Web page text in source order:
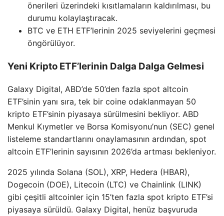
önerileri üzerindeki kısıtlamaların kaldırılması, bu
durumu kolaylaştıracak.
BTC ve ETH ETF’lerinin 2025 seviyelerini geçmesi
öngörülüyor.
Yeni Kripto ETF’lerinin Dalga Dalga Gelmesi
Galaxy Digital, ABD’de 50’den fazla spot altcoin
ETF’sinin yanı sıra, tek bir coine odaklanmayan 50
kripto ETF’sinin piyasaya sürülmesini bekliyor. ABD
Menkul Kıymetler ve Borsa Komisyonu’nun (SEC) genel
listeleme standartlarını onaylamasının ardından, spot
altcoin ETF’lerinin sayısının 2026’da artması bekleniyor.
2025 yılında Solana (SOL), XRP, Hedera (HBAR),
Dogecoin (DOE), Litecoin (LTC) ve Chainlink (LINK)
gibi çeşitli altcoinler için 15’ten fazla spot kripto ETF’si
piyasaya sürüldü. Galaxy Digital, henüz başvuruda